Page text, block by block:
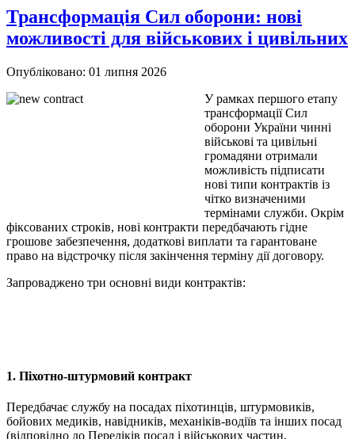
Трансформація Сил оборони: нові
можливості для військових і цивільних
Опубліковано: 01 липня 2026
У рамках першого етапу
трансформації Сил
оборони України чинні
військові та цивільні
громадяни отримали
можливість підписати
нові типи контрактів із
чітко визначеними
термінами служби. Окрім
фіксованих строків, нові контракти передбачають гідне
грошове забезпечення, додаткові виплати та гарантоване
право на відстрочку після закінчення терміну дії договору.
Запроваджено три основні види контрактів:
1. Піхотно-штурмовий контракт
Передбачає службу на посадах піхотинців, штурмовиків,
бойових медиків, навідників, механіків-водіїв та інших посад
(відповідно до Переліків посад і військових частин,